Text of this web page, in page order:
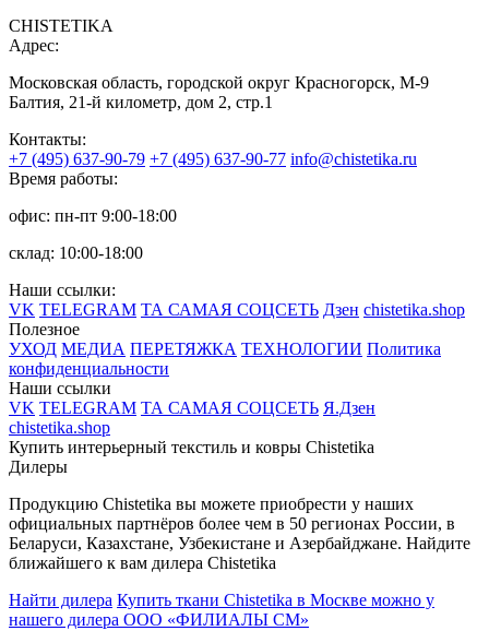
CHISTETIKA
Адрес:
Московская область, городской округ Красногорск, М-9
Балтия, 21-й километр, дом 2, стр.1
Контакты:
+7 (495) 637-90-79 +7 (495) 637-90-77 info@chistetika.ru
Время работы:
офис: пн-пт 9:00-18:00
склад: 10:00-18:00
Наши ссылки:
VK TELEGRAM ТА САМАЯ СОЦСЕТЬ Дзен chistetika.shop
Полезное
УХОД МЕДИА ПЕРЕТЯЖКА ТЕХНОЛОГИИ Политика
конфиденциальности
Наши ссылки
VK TELEGRAM ТА САМАЯ СОЦСЕТЬ Я.Дзен
chistetika.shop
Купить интерьерный текстиль и ковры Chistetika
Дилеры
Продукцию Chistetika вы можете приобрести у наших
официальных партнёров более чем в 50 регионах России, в
Беларуси, Казахстане, Узбекистане и Азербайджане. Найдите
ближайшего к вам дилера Chistetika
Найти дилера Купить ткани Chistetika в Москве можно у
нашего дилера ООО «ФИЛИАЛЫ СМ»